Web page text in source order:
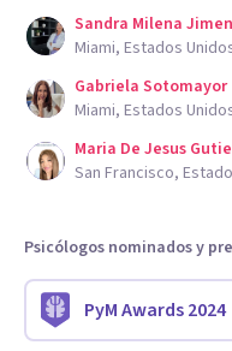
Sandra Milena
Miami, Estados
Gabriela Sotomayor
Miami, Estados
Maria De Jesus
San Francisco,
Psicólogos nominados y
PyM Awards 2024